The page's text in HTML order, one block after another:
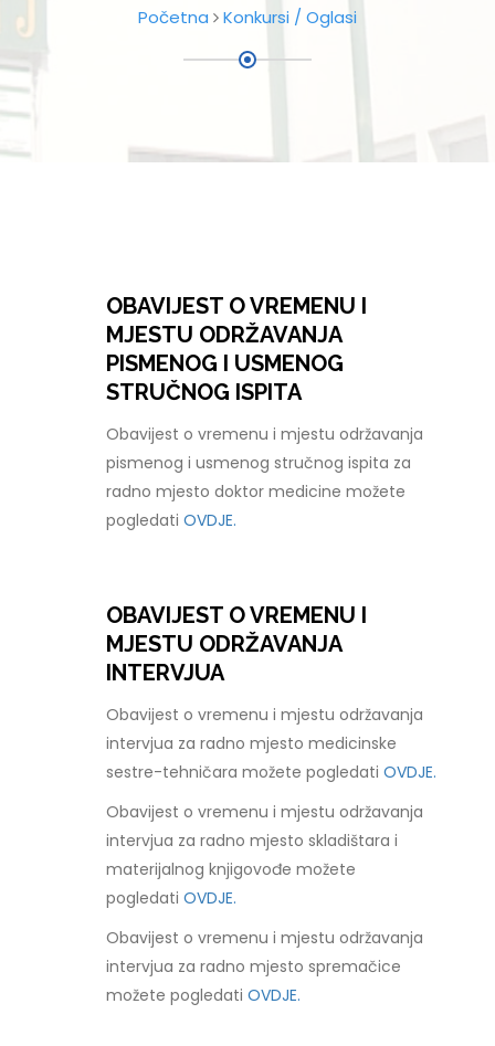
Početna Konkursi / Oglasi
OBAVIJEST O VREMENU I
MJESTU ODRŽAVANJA
PISMENOG I USMENOG
STRUČNOG ISPITA
Obavijest o vremenu i mjestu održavanja
pismenog i usmenog stručnog ispita za
radno mjesto doktor medicine možete
pogledatiOVDJE.
OBAVIJEST O VREMENU I
MJESTU ODRŽAVANJA
INTERVJUA
Obavijest o vremenu i mjestu održavanja
intervjua za radno mjesto medicinske
sestre-tehničara možete pogledatiOVDJE.
Obavijest o vremenu i mjestu održavanja
intervjua za radno mjesto skladištara i
materijalnog knjigovođe možete
pogledatiOVDJE.
Obavijest o vremenu i mjestu održavanja
intervjua za radno mjesto spremačice
možete pogledatiOVDJE.